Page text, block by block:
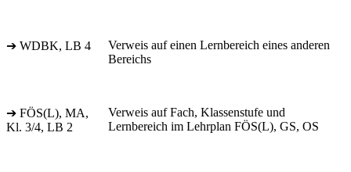
➔ WDBK, LB 4
Verweis auf einen Lernbereich eines anderen
Bereichs
➔ FÖS(L), MA,
Kl. 3/4, LB 2
Verweis auf Fach, Klassenstufe und
Lernbereich im Lehrplan FÖS(L), GS, OS